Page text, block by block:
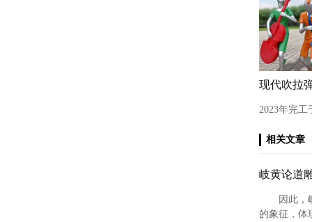
现代吹拉
2023年完工
相关文章
岐黄论道
因此，
的象征，体